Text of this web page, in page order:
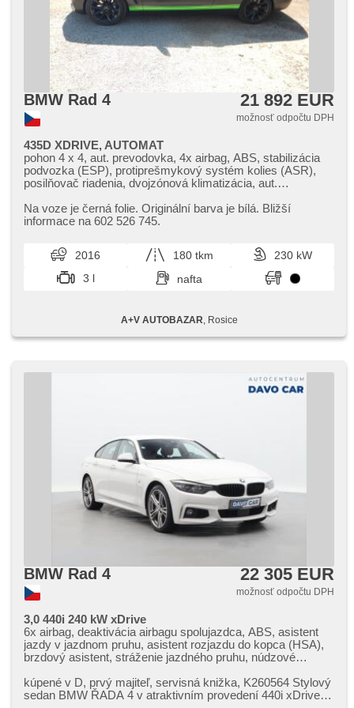
BMW Rad 4 21 892 EUR
možnosť odpočtu DPH
435D XDRIVE, AUTOMAT
pohon 4 x 4, aut. prevodovka, 4x airbag, ABS, stabilizácia
podvozka (ESP), protiprešmykový systém kolies (ASR),
posilňovač riadenia, dvojzónová klimatizácia, aut.
adaptívne svetlomety, automatické prepínanie diaľkových
svetiel, hliníkové kolesá, palubný počítač, digitálny
parkovacie senzory predné, parkovacie senzory zadné,
bezkľúčové odomykanie, senzor stieračov, nastaviteľný
volant, multifunkčný volant, radenie pádlami pod volantom,
hands free, bluetooth, el. predné okná, el. sklopné zrkadlá,
isofix, kožené čalúnenie, vyhrievané sedadlá, el.
nastaviteľné sedadlá, výškovo nastaviteľné sedadlo vodiča,
AUX, pamäťová karta, autorádio, digitálny príjem rádia
(DAB), vonkajší teplomer, vyhrievané zrkadlá
Na voze je černá folie. Originální barva je bílá. Bližší
informace na 602 526 745.
2016 180 tkm
230 kW
3 l
nafta
A+V AUTOBAZAR , Rosice
BMW Rad 4 22 305 EUR
možnosť odpočtu DPH
3,0 440i 240 kW xDrive
6x airbag, deaktivácia airbagu spolujazdca, ABS, asistent
jazdy v jazdnom pruhu, asistent rozjazdu do kopca (HSA),
brzdový asistent, stráženie jazdného pruhu, núdzové
parkovacie senzory predné, parkovacie senzory zadné,
protiprešmykový systém kolies (ASR), senzor tlaku v
kúpené v D,​ prvý majiteľ,​ servisná knižka,​ K260564 Stylový
sedan BMW ŘADA 4 v atraktivním provedení 440i xDrive